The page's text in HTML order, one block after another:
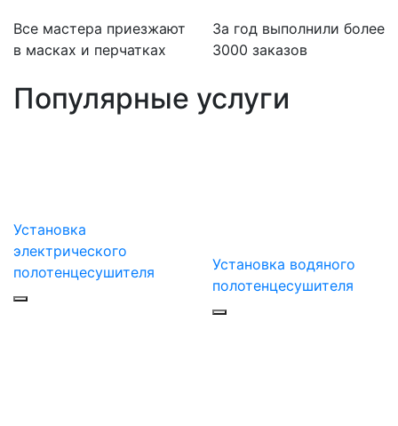
Все мастера приезжают
в масках и перчатках
За год выполнили более
3000 заказов
Популярные услуги
Установка
электрического
полотенцесушителя
Установка водяного
полотенцесушителя